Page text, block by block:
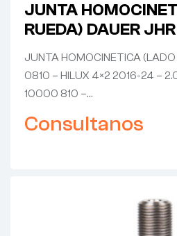
JUNTA
RUEDA) DAUER
4×2 2016-24 –
JUNTA HOMOCINETICA (LADO
0810 – HILUX 4×2 2016-24 –
10000 810 –…
Consultanos